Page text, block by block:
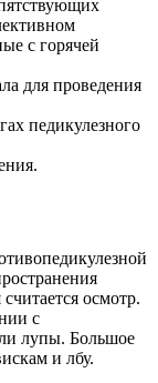
с горячей
для проведения
педикулезного
осмотр.
с
лупы. Большое
и лбу.